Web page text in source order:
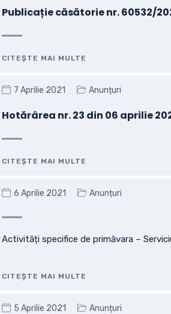
Publicație căsătorie nr. 60532/
CITEȘTE MAI MULTE
7 Aprilie 2021 Anunțuri
Hotărârea nr. 23 din 06 aprilie
CITEȘTE MAI MULTE
6 Aprilie 2021 Anunțuri
Activități specifice de primăvara –
CITEȘTE MAI MULTE
5 Aprilie 2021 Anunțuri